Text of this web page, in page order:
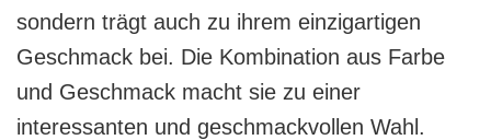
sondern trägt auch zu ihrem einzigartigen
Geschmack bei. Die Kombination aus Farbe
und Geschmack macht sie zu einer
interessanten und geschmackvollen Wahl.